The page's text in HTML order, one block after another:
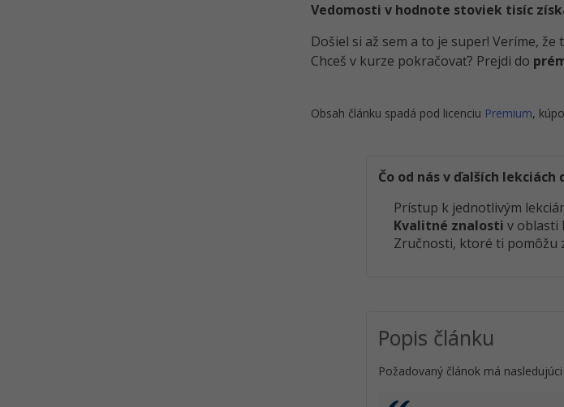
Vedomosti v hodnote stoviek tisíc
Došiel si až sem a to je super! Veríme,
Chceš v kurze pokračovať? Prejdi do
Obsah článku spadá pod licenciu Premium,
Čo od nás v ďalších lekciách
Prístup k jednotlivým
Kvalitné znalosti v oblasti
Zručnosti, ktoré ti pomôžu
Popis článku
Požadovaný článok má